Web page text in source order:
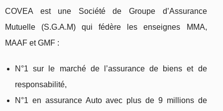
COVEA est une Société de Groupe d’Assurance
Mutuelle (S.G.A.M) qui fédère les enseignes MMA,
MAAF et GMF :
N°1 sur le marché de l’assurance de biens et de
responsabilité,
N°1 en assurance Auto avec plus de 9 millions de